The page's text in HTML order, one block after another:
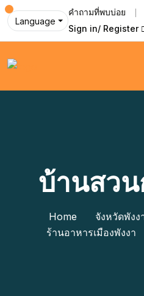
Language
คำถามที่พบบ่อย
Sign in/ Register
บ้านสวน
Home จังหวัดพังง
ร้านอาหารเมืองพังงา